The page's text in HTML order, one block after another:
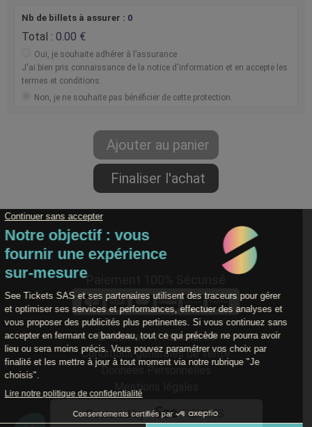
Nb de billets à assurer : 0
Total : 0.00
Oui, je souhaite adhérer à l’assurance
J'ai bien pris connaissance de la notice d'information et en accepte les
termes et conditions.
Non, je ne souhaite pas bénéficier de cette protection.
Paiement 100% Sécurisé
Contact / Assistance
Conditions générales de vente
Mentions légales
Powered by